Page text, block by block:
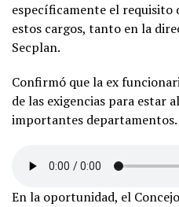
específicamente el requisito
estos cargos, tanto en la
Secplan.
Confirmó que la ex
de las exigencias para estar
importantes departamentos.
En la oportunidad, el